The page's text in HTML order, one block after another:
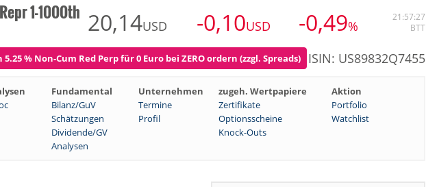
1-1000th 20,14USD -0,10USD -0,49%
21:57:27
BTT
% Non-Cum Red Perp für 0 Euro bei ZERO ordern (zzgl. Spreads) ISIN: US89832Q7455
Fundamental Unternehmen zugeh. Wertpapiere
Aktion
Bilanz/GuV Termine Zertifikate
Portfolio
Schätzungen Profil Optionsscheine
Watchlist
Dividende/GV
Knock-Outs
Analysen